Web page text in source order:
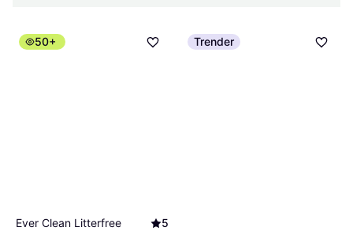
50+
Ever Clean Litterfree
5
Trender